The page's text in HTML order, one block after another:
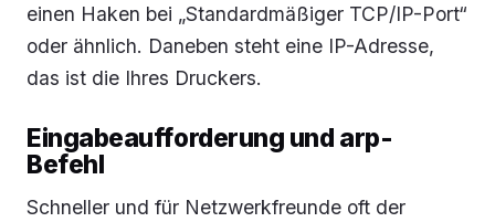
einen Haken bei „Standardmäßiger TCP/IP-Port“
oder ähnlich. Daneben steht eine IP-Adresse,
das ist die Ihres Druckers.
Eingabeaufforderung und arp-
Befehl
Schneller und für Netzwerkfreunde oft der